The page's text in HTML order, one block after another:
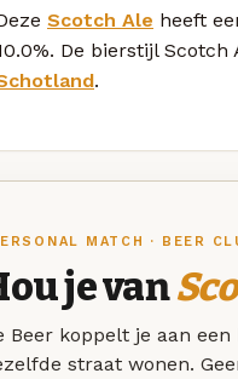
Scotch Ale heeft
De bierstijl
.
MATCH · BEER
je van
Beer koppelt je aan
straat wonen.